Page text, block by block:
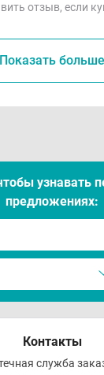
отзыв, если
Показать больше
узнавать
предложениях:
Контакты
служба